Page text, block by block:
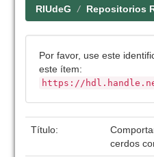
RIUdeG Repositorios
Por favor, use este
este ítem:
https://
Título:
cerdos